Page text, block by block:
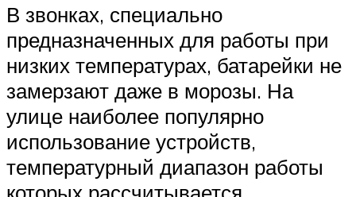
В звонках, специально
предназначенных для работы при
низких температурах, батарейки не
замерзают даже в морозы. На
улице наиболее популярно
использование устройств,
температурный диапазон работы